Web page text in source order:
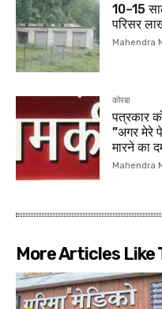
10–15
परिसर
Mahendra
कोरबा
पत्रकार
”अगर मेरे
मारने का
Mahendra
More Articles Like